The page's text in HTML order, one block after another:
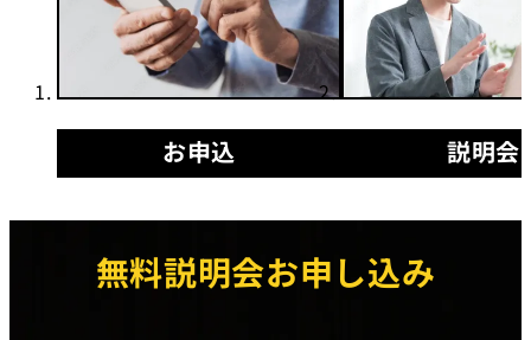
お申込 説明会
無料説明会お申し込み